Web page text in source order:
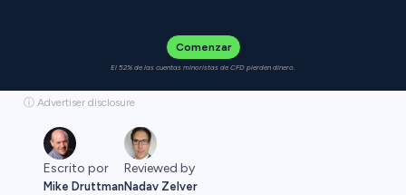
Comenzar
El 52% de las cuentas minoristas de CFD pierden dinero.
ⓘ Advertiser disclosure
Escrito por
Mike Druttman
Reviewed by
Nadav Zelver